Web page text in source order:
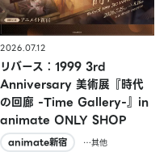
2026.07.12
リバース：1999 3rd
Anniversary 美術展『時代
の回廊 -Time Gallery-』in
animate ONLY SHOP
animate新宿
…其他